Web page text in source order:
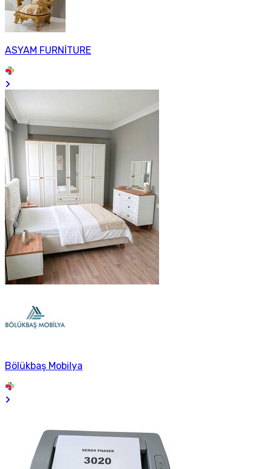
ASYAM FURNİTURE
Bölükbaş Mobilya